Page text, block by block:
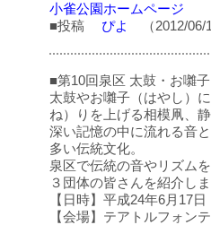
小雀公園ホームページ
■投稿
ぴよ （2012/06/
■第10回泉区 太鼓・お囃
太鼓やお囃子（はやし）
ね）りを上げる相模凧、
深い記憶の中に流れる音
多い伝統文化。
泉区で伝統の音やリズム
３団体の皆さんを紹介し
【日時】平成24年6月17
【会場】テアトルフォン